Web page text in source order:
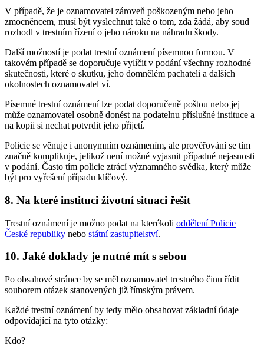
V případě, že je oznamovatel zároveň poškozeným nebo jeho
zmocněncem, musí být vyslechnut také o tom, zda žádá, aby soud
rozhodl v trestním řízení o jeho nároku na náhradu škody.
Další možností je podat trestní oznámení písemnou formou. V
takovém případě se doporučuje vylíčit v podání všechny rozhodné
skutečnosti, které o skutku, jeho domnělém pachateli a dalších
okolnostech oznamovatel ví.
Písemné trestní oznámení lze podat doporučeně poštou nebo jej
může oznamovatel osobně donést na podatelnu příslušné instituce a
na kopii si nechat potvrdit jeho přijetí.
Policie se věnuje i anonymním oznámením, ale prověřování se tím
značně komplikuje, jelikož není možné vyjasnit případné nejasnosti
v podání. Často tím policie ztrácí významného svědka, který může
být pro vyřešení případu klíčový.
8. Na které instituci životní situaci řešit
Trestní oznámení je možno podat na kterékoli oddělení Policie
České republiky nebo státní zastupitelství.
10. Jaké doklady je nutné mít s sebou
Po obsahové stránce by se měl oznamovatel trestného činu řídit
souborem otázek stanovených již římským právem.
Každé trestní oznámení by tedy mělo obsahovat základní údaje
odpovídající na tyto otázky:
Kdo?